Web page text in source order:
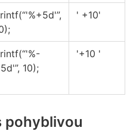
' +10'
10);
'+10 '
pohyblivou